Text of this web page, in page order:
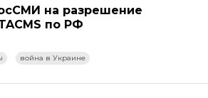
на разрешение
по РФ
война в Украине